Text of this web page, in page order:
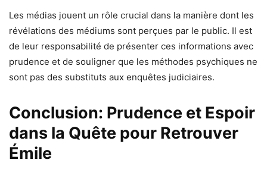
Les médias jouent un rôle crucial dans la manière dont les
révélations des médiums sont perçues par le public. Il est
de leur responsabilité de présenter ces informations avec
prudence et de souligner que les méthodes psychiques ne
sont pas des substituts aux enquêtes judiciaires.
Conclusion: Prudence et Espoir
dans la Quête pour Retrouver
Émile